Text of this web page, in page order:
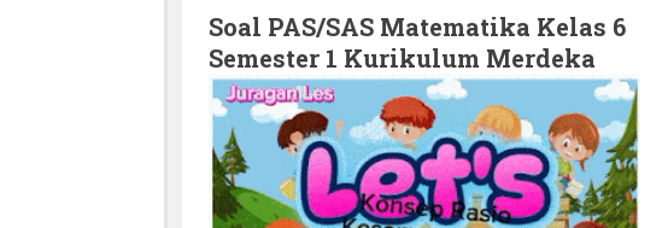
o
r
:
Soal PAS/SAS Matematika Kelas 6
Semester 1 Kurikulum Merdeka